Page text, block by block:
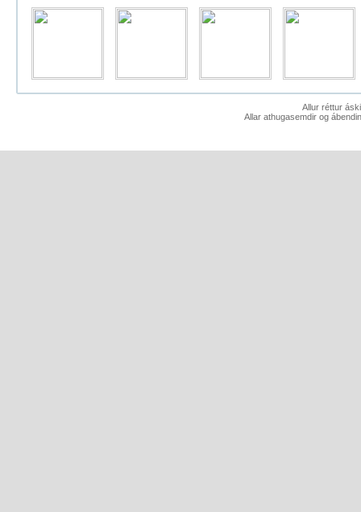
Allur réttur
Allar athugasemdir og